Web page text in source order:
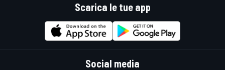
Scarica le tue app
Social media